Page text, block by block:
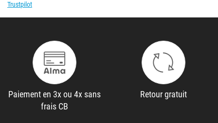
Trustpilot
Paiement en 3x ou 4x sans
frais CB
Retour gratuit